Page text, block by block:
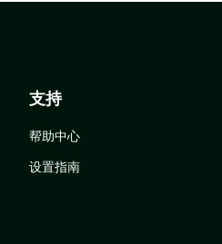
支持
帮助中心
设置指南